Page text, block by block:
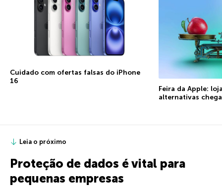
Cuidado com ofertas falsas do iPhone
16
Feira da Apple:
alternativas
Leia o próximo
Proteção de dados é vital para
pequenas empresas